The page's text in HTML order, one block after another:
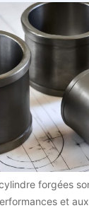
forgées
et